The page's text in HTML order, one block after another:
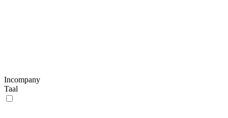
Incompany
Taal